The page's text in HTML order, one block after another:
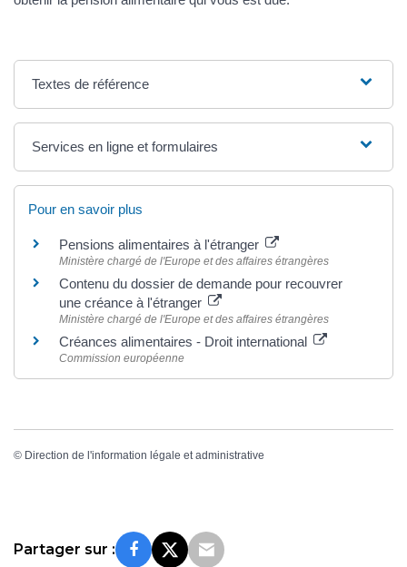
Textes de référence
Services en ligne et formulaires
Pour en savoir plus
Pensions alimentaires à l'étranger
Ministère chargé de l'Europe et des affaires étrangères
Contenu du dossier de demande pour recouvrer
une créance à l'étranger
Ministère chargé de l'Europe et des affaires étrangères
Créances alimentaires - Droit international
Commission européenne
© Direction de l'information légale et administrative
Partager sur :